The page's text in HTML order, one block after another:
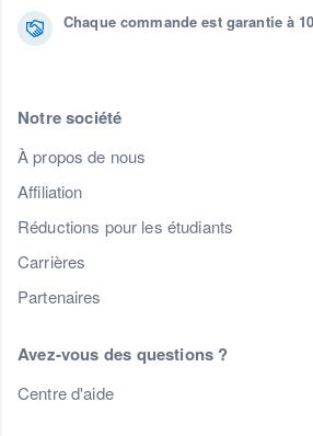
Chaque commande est garantie à
Notre société
À propos de nous
Affiliation
Réductions pour les étudiants
Carrières
Partenaires
Avez-vous des questions ?
Centre d'aide